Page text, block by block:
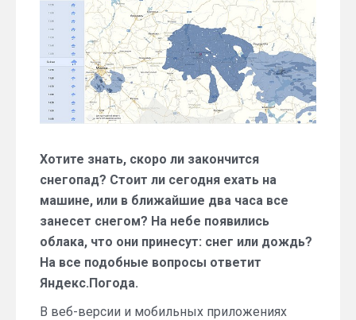
карту
осадков
Хотите знать, скоро ли закончится
снегопад? Стоит ли сегодня ехать на
машине, или в ближайшие два часа все
занесет снегом? На небе появились
облака, что они принесут: снег или дождь?
На все подобные вопросы ответит
Яндекс.Погода.
В веб-версии и мобильных приложениях